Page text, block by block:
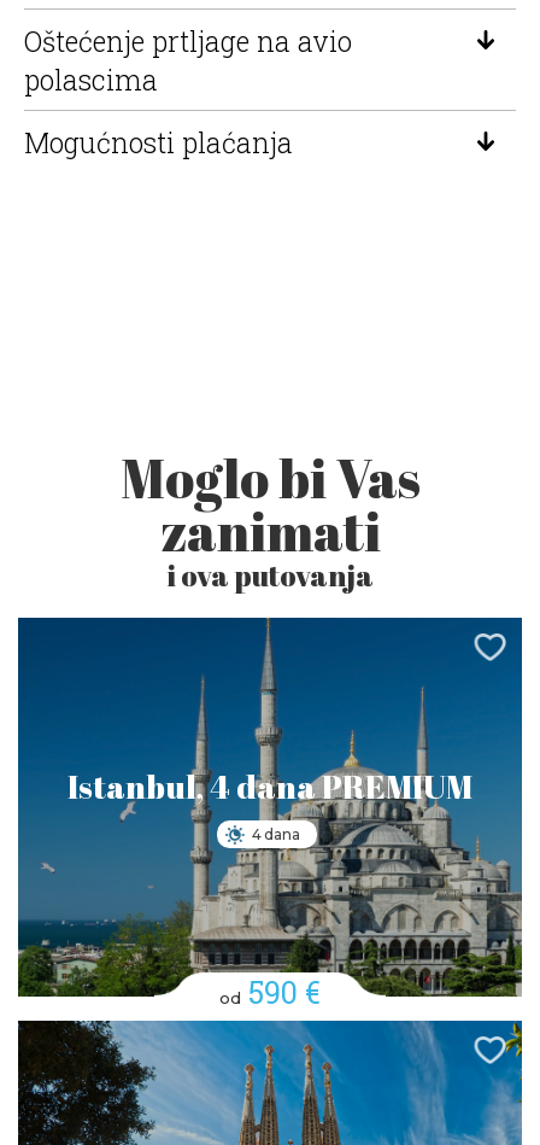
Oštećenje prtljage na avio
polascima
Mogućnosti plaćanja
Moglo bi Vas
zanimati
i ova putovanja
Istanbul, 4 dana PREMIUM
4 dana
od 590 €